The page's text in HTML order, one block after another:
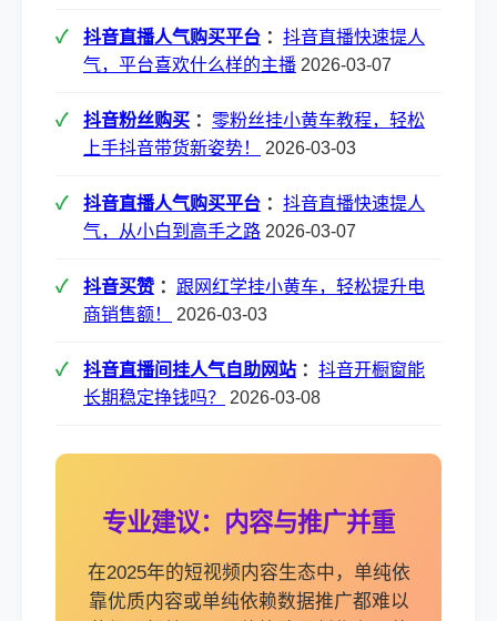
抖音直播人气购买平台 ： 抖音直播快速提人
气，平台喜欢什么样的主播 2026-03-07
抖音粉丝购买 ： 零粉丝挂小黄车教程，轻松
上手抖音带货新姿势！
2026-03-03
抖音直播人气购买平台 ： 抖音直播快速提人
气，从小白到高手之路 2026-03-07
抖音买赞 ： 跟网红学挂小黄车，轻松提升电
商销售额！
2026-03-03
抖音直播间挂人气自助网站 ： 抖音开橱窗能
长期稳定挣钱吗？
2026-03-08
专业建议：内容与推广并重
在2025年的短视频内容生态中，单纯依
靠优质内容或单纯依赖数据推广都难以